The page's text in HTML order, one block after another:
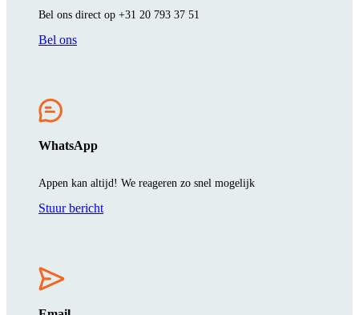
Bel ons direct op +31 20 793 37 51
Bel ons
WhatsApp
Appen kan altijd! We reageren zo snel mogelijk
Stuur bericht